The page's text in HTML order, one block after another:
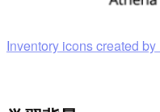
Inventory icons created